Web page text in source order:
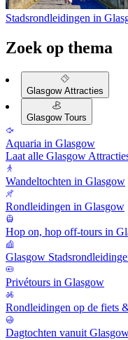
Stadsrondleidingen in
Zoek op thema
Glasgow Attracties
Glasgow Tours
Aquaria in Glasgow
Laat alle Glasgow
Wandeltochten in Glasgow
Rondleidingen in Glasgow
Hop on, hop off-tours in
Glasgow
Privétours in Glasgow
Rondleidingen op de fiets
Dagtochten vanuit